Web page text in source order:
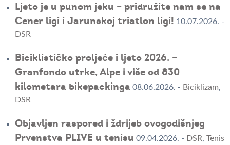
Ljeto je u punom jeku – pridružite nam se na
Cener ligi i Jarunskoj triatlon ligi! 10.07.2026. -
DSR
Biciklističko proljeće i ljeto 2026. –
Granfondo utrke, Alpe i više od 830
kilometara bikepackinga 08.06.2026. - Biciklizam,
DSR
Objavljen raspored i ždrijeb ovogodišnjeg
Prvenstva PLIVE u tenisu 09.04.2026. - DSR, Tenis